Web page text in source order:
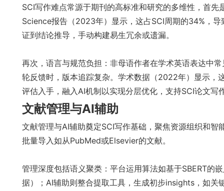
SCI写作难点常源于期刊的高标准和研究的多维性，首
Science报告（2023年）显示，这占SCI周期的34%，
证到结论推导，手动构建易生冗余或遗漏。
再次，语言与规范负担：非母语作者在学术英语表达中
轮反馈时，版本追踪复杂。学术数据（2022年）显示，
评估入手，融入AI机制以实现分层优化，支持SCI论文写
文献管理与AI辅助
文献管理与AI辅助奠定SCI写作基础，聚焦资源组织和
批量导入如从PubMed或Elsevier的文献。
管理深度包括语义聚类：平台运用算法如基于SBERT的
据）；AI辅助则整合提取工具，生成初步insights，如